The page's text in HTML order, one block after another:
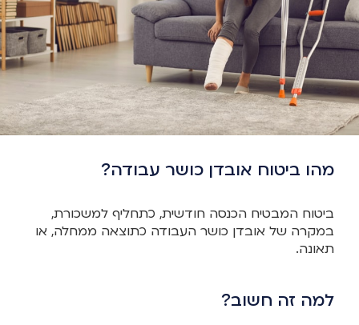
מהו ביטוח אובדן כושר עבודה?
ביטוח המבטיח הכנסה חודשית, כתחליף למשכורת,
במקרה של אובדן כושר העבודה כתוצאה ממחלה, או
תאונה.
למה זה חשוב?